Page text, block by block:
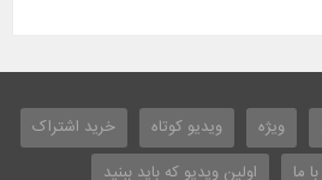
ویژه ویدیو کوتاه
خرید اشتراک
ما اولین ویدیو که باید ببنید